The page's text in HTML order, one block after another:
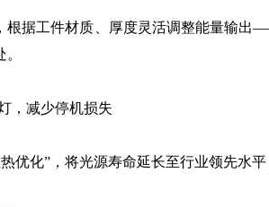
据工件材质、厚度灵活调整能量输出
，减少停机损失
化”，将光源寿命延长至行业领先水平